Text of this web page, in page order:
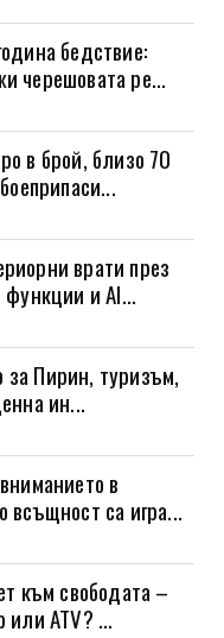
бедствие:
черешовата ре...
в брой, близо 70
врати през
и AI...
за Пирин, туризъм,
ин...
в
всъщност са игра...
към свободата –
или ATV? ...